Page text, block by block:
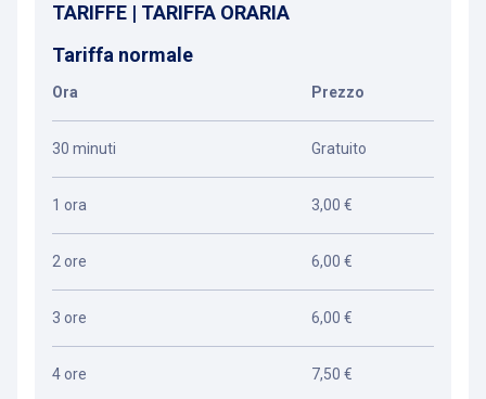
TARIFFE | TARIFFA ORARIA
Tariffa normale
Ora Prezzo
30 minuti Gratuito
1 ora 3,00 €
2 ore 6,00 €
3 ore 6,00 €
4 ore 7,50 €